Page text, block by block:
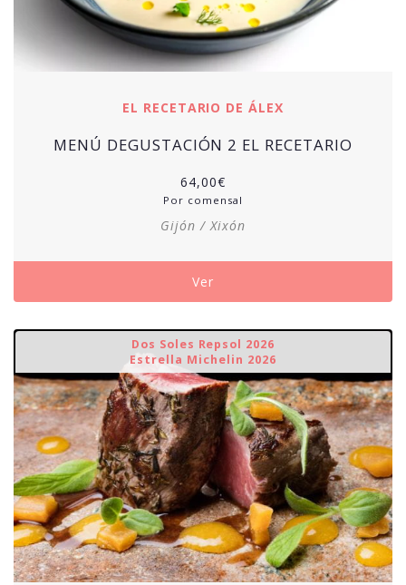
EL RECETARIO DE ÁLEX
MENÚ DEGUSTACIÓN 2 EL RECETARIO
64,00€
Por comensal
Gijón / Xixón
Ver
Dos Soles Repsol 2026
Estrella Michelin 2026